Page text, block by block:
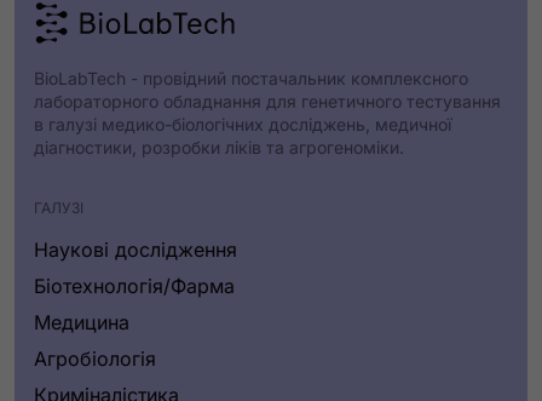
Значення
:
27.0″ (69 см)
Властивість
Якість освітлення
Значення
:
яскраве світлодіодне освітлення без відблисків
до 180 фут-кандел (1937 люкс)
BioLabTech - провідний постачальник комплексного
лабораторного обладнання для генетичного тестування
в галузі медико-біологічних досліджень, медичної
діагностики, розробки ліків та агрогеноміки.
ГАЛУЗІ
Наукові дослідження
Біотехнологія/Фарма
Медицина
Агробіологія
Криміналістика